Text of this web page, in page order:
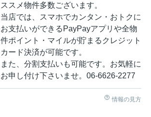
ススメ物件多数ございます。
当店では、スマホでカンタン・おトクに
お支払いができるPayPayアプリや全物
件ポイント・マイルが貯まるクレジット
カード決済が可能です。
また、分割支払いも可能です。お気軽に
お申し付け下さいませ。06-6626-2277
情報の見方